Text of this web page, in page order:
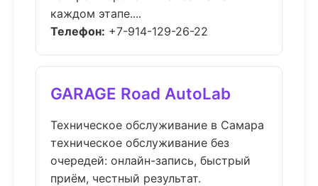
каждом этапе....
Телефон: +7-914-129-26-22
GARAGE Road AutoLab
Техническое обслуживание в Самара
техническое обслуживание без
очередей: онлайн-запись, быстрый
приём, честный результат.